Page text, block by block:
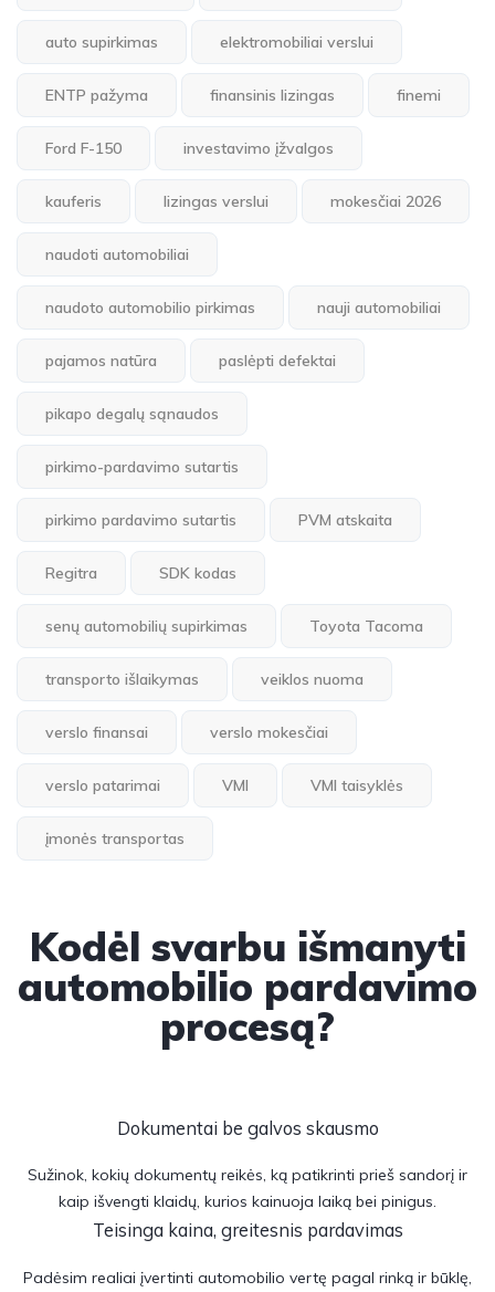
auto supirkimas elektromobiliai verslui
ENTP pažyma finansinis lizingas finemi
Ford F-150 investavimo įžvalgos
kauferis lizingas verslui mokesčiai 2026
naudoti automobiliai
naudoto automobilio pirkimas nauji automobiliai
pajamos natūra paslėpti defektai
pikapo degalų sąnaudos
pirkimo-pardavimo sutartis
pirkimo pardavimo sutartis PVM atskaita
Regitra SDK kodas
senų automobilių supirkimas Toyota Tacoma
transporto išlaikymas veiklos nuoma
verslo finansai verslo mokesčiai
verslo patarimai VMI VMI taisyklės
įmonės transportas
Kodėl svarbu išmanyti
automobilio pardavimo
procesą?
Dokumentai be galvos skausmo
Sužinok, kokių dokumentų reikės, ką patikrinti prieš sandorį ir
kaip išvengti klaidų, kurios kainuoja laiką bei pinigus.
Teisinga kaina, greitesnis pardavimas
Padėsim realiai įvertinti automobilio vertę pagal rinką ir būklę,